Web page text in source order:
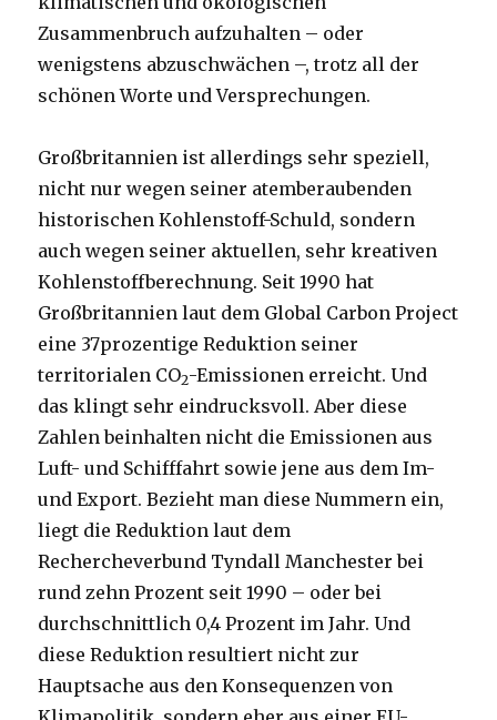
Zusammenbruch aufzuhalten – oder
wenigstens abzuschwächen –, trotz all der
schönen Worte und Versprechungen.
Großbritannien ist allerdings sehr speziell,
nicht nur wegen seiner atemberaubenden
historischen Kohlenstoff-Schuld, sondern
auch wegen seiner aktuellen, sehr kreativen
Kohlenstoffberechnung. Seit 1990 hat
Großbritannien laut dem Global Carbon Project
eine 37prozentige Reduktion seiner
territorialen CO2-Emissionen erreicht. Und
das klingt sehr eindrucksvoll. Aber diese
Zahlen beinhalten nicht die Emissionen aus
Luft- und Schifffahrt sowie jene aus dem Im-
und Export. Bezieht man diese Nummern ein,
liegt die Reduktion laut dem
Rechercheverbund Tyndall Manchester bei
rund zehn Prozent seit 1990 – oder bei
durchschnittlich 0,4 Prozent im Jahr. Und
diese Reduktion resultiert nicht zur
Hauptsache aus den Konsequenzen von